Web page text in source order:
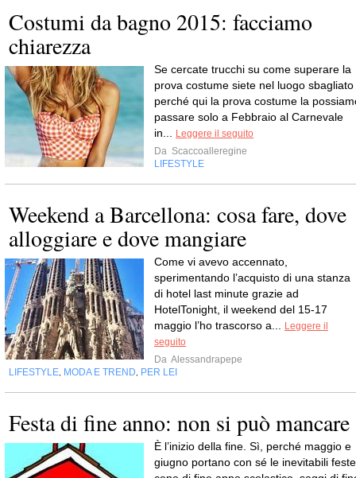
Costumi da bagno 2015: facciamo
chiarezza
Se cercate trucchi su come superare la
prova costume siete nel luogo sbagliato
perché qui la prova costume la
passare solo a Febbraio al Carnevale
in...
Leggere il seguito
Da Scaccoalleregine
LIFESTYLE
Weekend a Barcellona: cosa fare, dove
alloggiare e dove mangiare
Come vi avevo accennato,
sperimentando l’acquisto di una stanza
di hotel last minute grazie ad
HotelTonight, il weekend del 15-17
maggio l’ho trascorso a...
Leggere il
seguito
Da Alessandrapepe
LIFESTYLE MODA E TREND PER LEI
Festa di fine anno: non si può mancare
È l’inizio della fine. Sì, perché maggio e
giugno portano con sé le inevitabili